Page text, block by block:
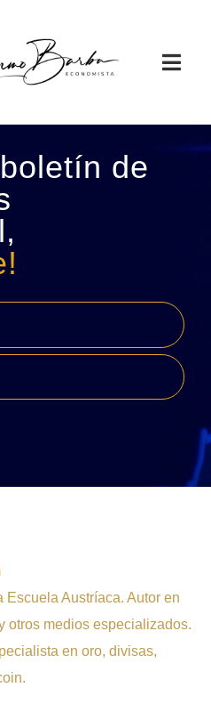
de
Escuela Austríaca. Autor en
otros medios especializados.
en oro, divisas,